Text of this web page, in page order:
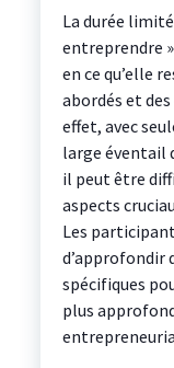
La durée
entreprendre
en ce qu’elle
abordés et
effet, avec
large éventail
il peut être
aspects
Les
d’approfondir
spécifiques
plus